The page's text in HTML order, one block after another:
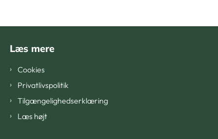
Læs mere
Cookies
Privatlivspolitik
Tilgængelighedserklæring
Læs højt